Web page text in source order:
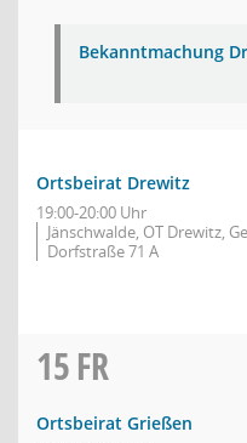
Bekanntmachung
Ortsbeirat Drewitz
19:00-20:00 Uhr
Jänschwalde, OT Drewitz,
Dorfstraße 71 A
15FR
Ortsbeirat Grießen